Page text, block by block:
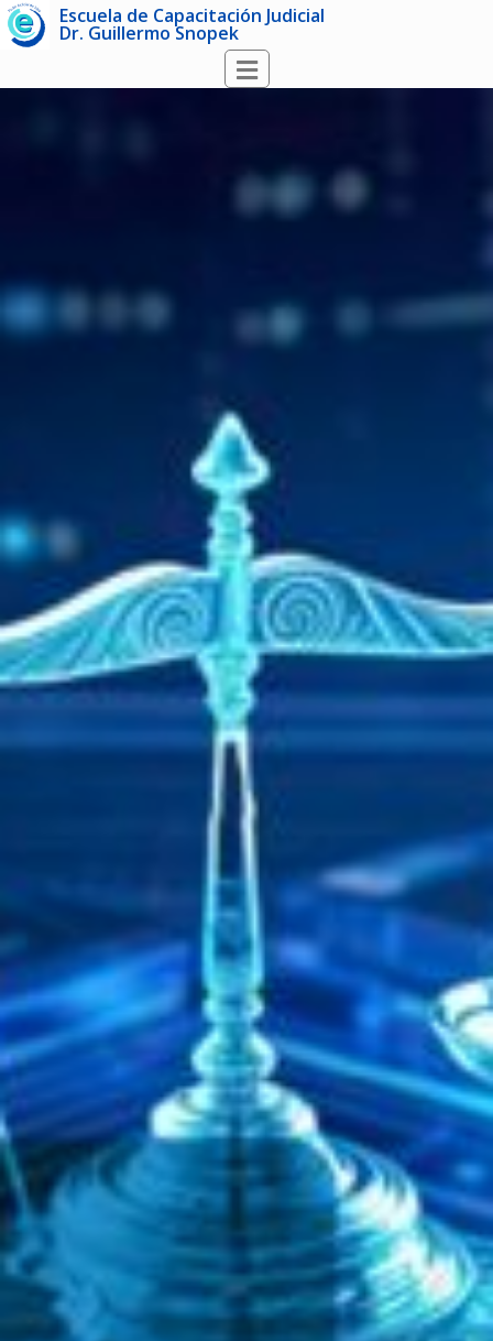
Escuela de Capacitación Judicial
Dr. Guillermo Snopek